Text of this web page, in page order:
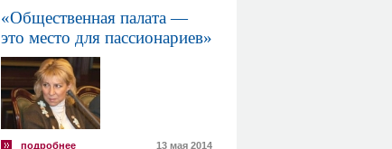
«Общественная палата —
это место для пассионариев»
подробнее 13 мая 2014